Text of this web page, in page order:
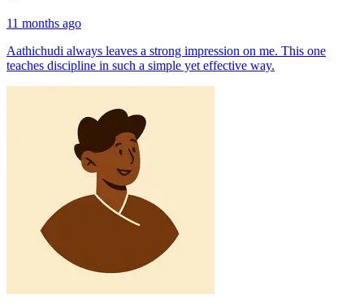
11 months ago
Aathichudi always leaves a strong impression on me. This one
teaches discipline in such a simple yet effective way.